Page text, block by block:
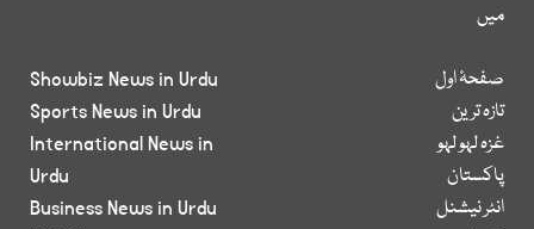
میں
صفحۂ اول
تازہ ترین
غزہ لہو لہو
پاکستان
انٹر نیشنل
Showbiz News in Urdu
Sports News in Urdu
International News in
Urdu
Business News in Urdu